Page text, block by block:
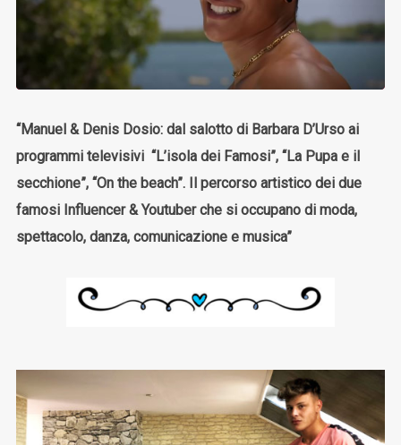
“Manuel & Denis Dosio: dal salotto di Barbara D’Urso ai
programmi televisivi “L’isola dei Famosi”, “La Pupa e il
secchione”, “On the beach”. Il percorso artistico dei due
famosi Influencer & Youtuber che si occupano di moda,
spettacolo, danza, comunicazione e musica”